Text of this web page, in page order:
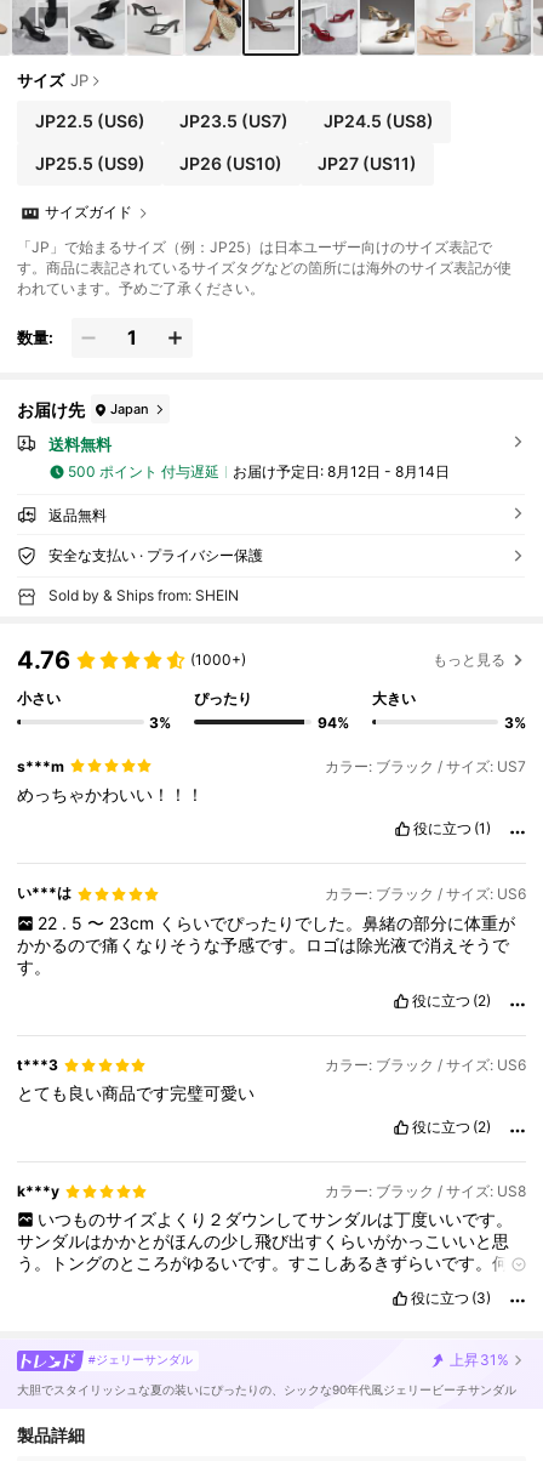
サイズ JP
JP22.5 (US6) JP23.5 (US7) JP24.5 (US8)
JP25.5 (US9) JP26 (US10) JP27(US11)
サイズガイド
「JP」で始まるサイズ（例：JP25）は日本ユーザー向けのサイズ表記で
す。商品に表記されているサイズタグなどの箇所には海外のサイズ表記が使
われています。予めご了承ください。
数量:
お届け先 Japan
送料無料
500 ポイント 付与遅延 お届け予定日: 8月12日 - 8月14日
返品無料
安全な支払い · プライバシー保護
Sold by & Ships from: SHEIN
4.76 (1000+) もっと見る
小さい
3%
ぴったり
94%
大きい
3%
s***m カラー: ブラック / サイズ: US7
めっちゃかわいい！！！
役に立つ (1)
い***は カラー: ブラック / サイズ: US6
22 . 5 〜 23cm くらいでぴったりでした。鼻緒の部分に体重が
かかるので痛くなりそうな予感です。ロゴは除光液で消えそうで
す。
役に立つ (2)
t***3 カラー: ブラック / サイズ: US6
とても良い商品です完璧可愛い
役に立つ (2)
k***y カラー: ブラック / サイズ: US8
いつものサイズよくり２ダウンしてサンダルは丁度いいです。
サンダルはかかとがほんの少し飛び出すくらいがかっこいいと思
う。トングのところがゆるいです。すこしあるきずらいです。何
役に立つ (3)
#ジェリーサンダル 上昇31%
大胆でスタイリッシュな夏の装いにぴったりの、シックな90年代風ジェリービーチサンダル
製品詳細